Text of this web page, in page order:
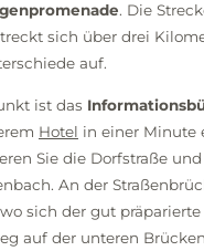
. Die
sich über drei
auf.
ist das
Hotel in einer Minute
Sie die Dorfstraße
An der
sich der gut präparierte
auf der unteren